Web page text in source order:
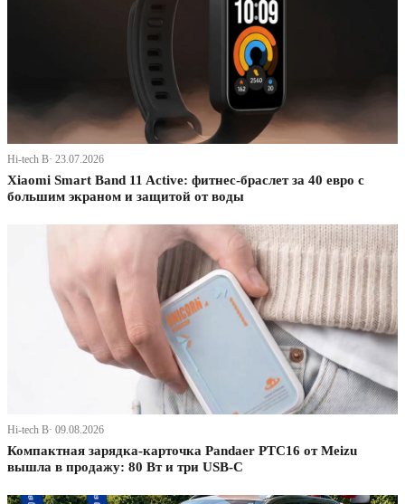
Hi-tech В· 23.07.2026
Xiaomi Smart Band 11 Active: фитнес-браслет за 40 евро с
большим экраном и защитой от воды
Hi-tech В· 09.08.2026
Компактная зарядка-карточка Pandaer PTC16 от Meizu
вышла в продажу: 80 Вт и три USB-C